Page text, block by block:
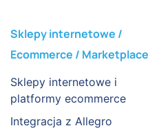
Sklepy internetowe /
Ecommerce / Marketplace
Sklepy internetowe i
platformy ecommerce
Integracja z Allegro